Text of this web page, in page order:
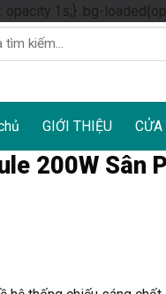
1s;} .bg-
GIỚI THIỆU CỬA
200W Sân